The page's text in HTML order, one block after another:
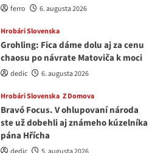
ferro 6. augusta 2026
Hrobári Slovenska
Grohling: Fica dáme dolu aj za cenu
chaosu po návrate Matoviča k moci
dedic 6. augusta 2026
Hrobári Slovenska Z Domova
Bravó Focus. V ohlupovaní národa
ste už dobehli aj známeho kúzelníka
pána Hřícha